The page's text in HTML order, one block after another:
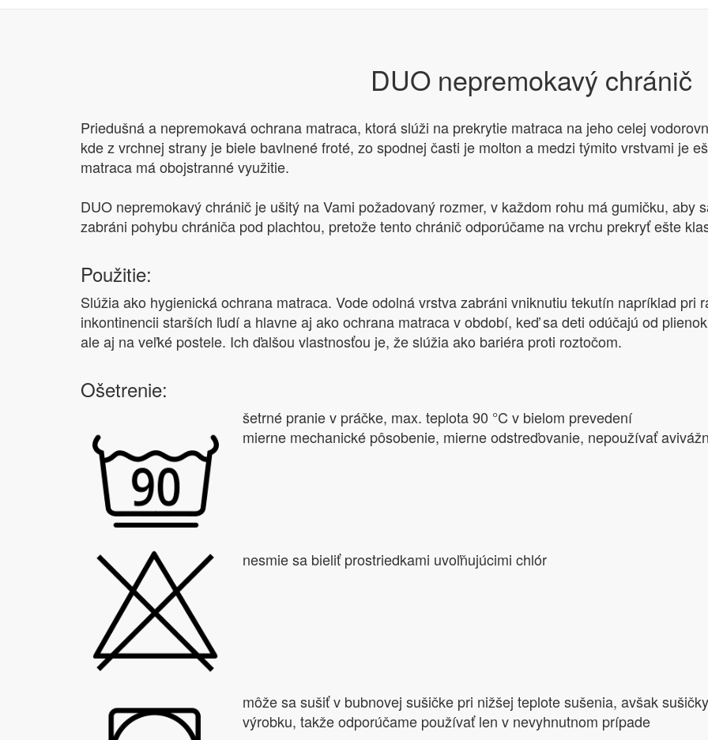
DUO nepremokavý chránič
Priedušná a nepremokavá ochrana matraca, ktorá slúži na prekrytie matraca na jeho celej
kde z vrchnej strany je biele bavlnené froté, zo spodnej časti je molton a medzi týmito vrstvami je
matraca má obojstranné využitie.
DUO nepremokavý chránič je ušitý na Vami požadovaný rozmer, v každom rohu má gumičku, aby
zabráni pohybu chrániča pod plachtou, pretože tento chránič odporúčame na vrchu prekryť ešte
Použitie:
Slúžia ako hygienická ochrana matraca. Vode odolná vrstva zabráni vniknutiu tekutín napríklad pri
inkontinencii starších ľudí a hlavne aj ako ochrana matraca v období, keď sa deti odúčajú od
ale aj na veľké postele. Ich ďalšou vlastnosťou je, že slúžia ako bariéra proti roztočom.
Ošetrenie:
šetrné pranie v práčke, max. teplota 90 °C v bielom prevedení
mierne mechanické pôsobenie, mierne odstreďovanie, nepoužívať
nesmie sa bieliť prostriedkami uvoľňujúcimi chlór
môže sa sušiť v bubnovej sušičke pri nižšej teplote sušenia, avšak
výrobku, takže odporúčame používať len v nevyhnutnom prípade